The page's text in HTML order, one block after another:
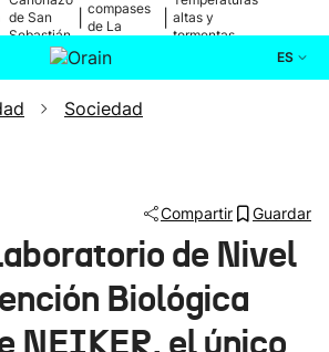
de San
Sebastián
compases
de La
altas y
tormentas
ES
Actualidad
Ikusmiran
Sociedad
Compartir Guardar
de Nivel
Biológica
NEIKER, el único